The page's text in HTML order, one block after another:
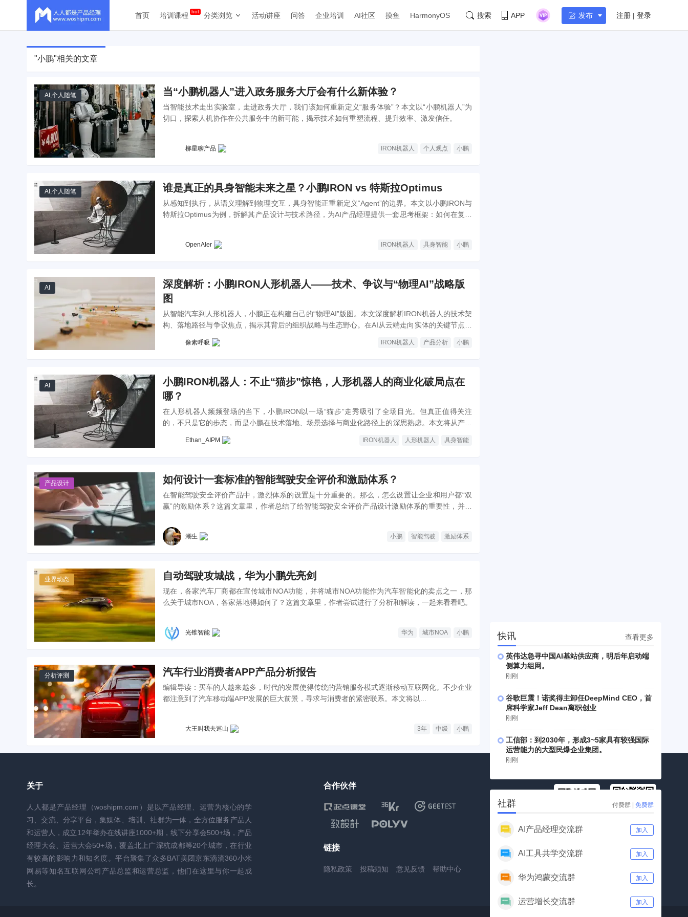
首页 培训课程 分类浏览 活动讲座 问答 企业培训 AI社区 摸鱼 HarmonyOS 搜索 APP 发布 注册 | 登录
"小鹏"相关的文章
AI ,个人随笔 当“小鹏机器人”进入政务服务大厅会有什么新体验？
当智能技术走出实验室，走进政务大厅，我们该如何重新定义“服务体验”？本文以“小鹏机器人”为
切口，探索人机协作在公共服务中的新可能，揭示技术如何重塑流程、提升效率、激发信任。
柳星聊产品 IRON机器人 个人观点 小鹏
AI ,个人随笔 谁是真正的具身智能未来之星？小鹏IRON vs 特斯拉Optimus
从感知到执行，从语义理解到物理交互，具身智能正重新定义“Agent”的边界。本文以小鹏IRON与
特斯拉Optimus为例，拆解其产品设计与技术路径，为AI产品经理提供一套思考框架：如何在复杂
OpenAIer IRON机器人 具身智能 小鹏
AI
深度解析：小鹏IRON人形机器人——技术、争议与“物理AI”战略版
图
从智能汽车到人形机器人，小鹏正在构建自己的“物理AI”版图。本文深度解析IRON机器人的技术架
构、落地路径与争议焦点，揭示其背后的组织战略与生态野心。在AI从云端走向实体的关键节点，
像素呼吸 IRON机器人 产品分析 小鹏
AI
小鹏IRON机器人：不止“猫步”惊艳，人形机器人的商业化破局点在
哪？
在人形机器人频频登场的当下，小鹏IRON以一场“猫步”走秀吸引了全场目光。但真正值得关注
的，不只是它的步态，而是小鹏在技术落地、场景选择与商业化路径上的深思熟虑。本文将从产品
Ethan_AIPM IRON机器人 人形机器人 具身智能
产品设计 如何设计一套标准的智能驾驶安全评价和激励体系？
在智能驾驶安全评价产品中，激烈体系的设置是十分重要的。那么，怎么设置让企业和用户都“双
赢”的激励体系？这篇文章里，作者总结了给智能驾驶安全评价产品设计激励体系的重要性，并给
潮生 小鹏 智能驾驶 激励体系
业界动态 自动驾驶攻城战，华为小鹏先亮剑
现在，各家汽车厂商都在宣传城市NOA功能，并将城市NOA功能作为汽车智能化的卖点之一，那
么关于城市NOA，各家落地得如何了？这篇文章里，作者尝试进行了分析和解读，一起来看看吧。
光锥智能 华为 城市NOA 小鹏
分析评测 汽车行业消费者APP产品分析报告
编辑导读：买车的人越来越多，时代的发展使得传统的营销服务模式逐渐移动互联网化。不少企业
都注意到了汽车移动端APP发展的巨大前景，寻求与消费者的紧密联系。本文将以...
大王叫我去巡山 3年 中级 小鹏
快讯 查看更多
英伟达急寻中国AI基站供应商，明后年启动端
侧算力组网。
刚刚
谷歌巨震！诺奖得主卸任DeepMind CEO，首
席科学家Jeff Dean离职创业
刚刚
工信部：到2030年，形成3~5家具有较强国际
运营能力的大型民爆企业集团。
刚刚
社群 付费群 | 免费群
AI产品经理交流群 加入
AI工具共学交流群 加入
华为鸿蒙交流群 加入
运营增长交流群 加入
关于
人人都是产品经理（woshipm.com）是以产品经理、运营为核心的学
习、交流、分享平台，集媒体、培训、社群为一体，全方位服务产品人
和运营人，成立12年举办在线讲座1000+期，线下分享会500+场，产品
经理大会、运营大会50+场，覆盖北上广深杭成都等20个城市，在行业
有较高的影响力和知名度。平台聚集了众多BAT美团京东滴滴360小米
网易等知名互联网公司产品总监和运营总监，他们在这里与你一起成
长。
合作伙伴
链接
隐私政策 投稿须知 意见反馈 帮助中心